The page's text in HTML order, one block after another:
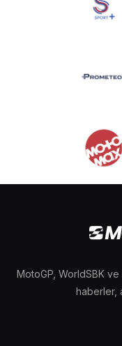
MotoGP, WorldSBK
haberler,